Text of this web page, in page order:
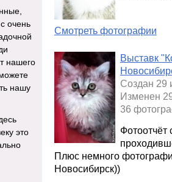
Смотреть фотографии
Выставк
Создан 29
Изменен
36
Плюс немного
Новосибирск))
очень
нашего
нашу
это